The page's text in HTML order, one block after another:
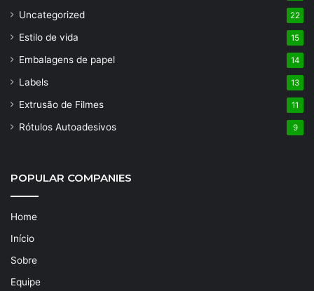
Uncategorized 22
Estilo de vida 15
Embalagens de papel 14
Labels 13
Extrusão de Filmes 11
Rótulos Autoadesivos 9
POPULAR COMPANIES
Home
Início
Sobre
Equipe